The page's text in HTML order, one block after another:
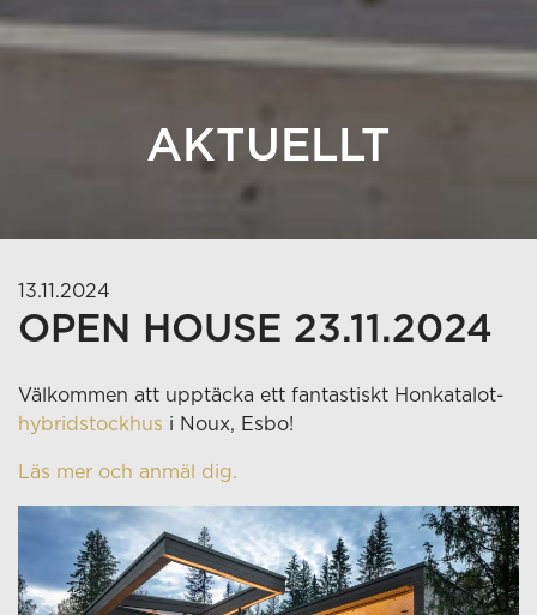
AKTUELLT
13.11.2024
OPEN HOUSE 23.11.2024
Välkommen att upptäcka ett fantastiskt Honkatalot-
hybridstockhus i Noux, Esbo!
Läs mer och anmäl dig.